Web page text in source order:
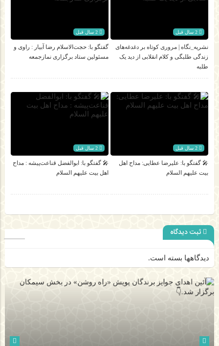
2 سال قبل
نشریه_نگاه | مروری کوتاه بر دغدغه‌های
زندگی طلبگی و کلام انقلابی از دید یک
طلبه
گفتگو با: حجت‌الاسلام‌ رضا آبیار : راوی و
مسئولین ستاد برگزاری نمازجمعه
2 سال قبل
🎤 گفتگو با: عليرضا عطایی: مداح اهل‌
بیت علیهم‌ السلام
🎤 گفتگو با: ابوالفضل قناعت‌پیشه : مداح
اهل‌ بیت علیهم‌ السلام
ثبت دیدگاه
دیدگاهها بسته است.